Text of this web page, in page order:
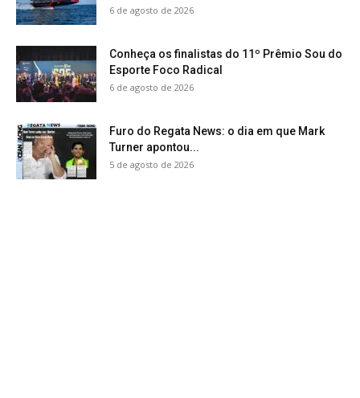
6 de agosto de 2026
Conheça os finalistas do 11º Prêmio Sou do
Esporte Foco Radical
6 de agosto de 2026
Furo do Regata News: o dia em que Mark
Turner apontou...
5 de agosto de 2026